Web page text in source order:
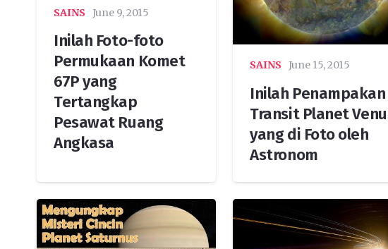
SAINS June 9, 2015
Inilah Foto-foto
Permukaan Komet
67P yang
Tertangkap
Pesawat Ruang
Angkasa
SAINS June 15, 2015
Inilah Penampakan
Transit Planet
yang di Foto oleh
Astronom